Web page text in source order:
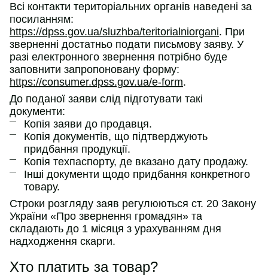
Всі контакти територіальних органів наведені за
посиланням:
https://dpss.gov.ua/sluzhba/teritorialniorgani. При
зверненні достатньо подати письмову заяву. У
разі електронного звернення потрібно буде
заповнити запропоновану форму:
https://consumer.dpss.gov.ua/e-form.
До поданої заяви слід підготувати такі
документи:
Копія заяви до продавця.
Копія документів, що підтверджують
придбання продукції.
Копія техпаспорту, де вказано дату продажу.
Інші документи щодо придбання конкретного
товару.
Строки розгляду заяв регулюються ст. 20 Закону
України «Про звернення громадян» та
складають до 1 місяця з урахуванням дня
надходження скарги.
Хто платить за товар?